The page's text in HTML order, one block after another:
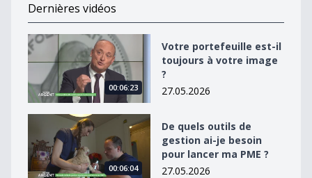
Dernières vidéos
Votre portefeuille est-il toujours à votre image ?
00:06:23
Votre portefeuille est-il
toujours à votre image
?
27.05.2026
De quels outils de gestion ai-je besoin pour lancer ma
00:06:04
De quels outils de
gestion ai-je besoin
pour lancer ma PME ?
27.05.2026